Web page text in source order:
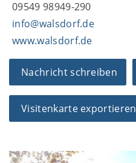
09549 98949-290
info@walsdorf.de
www.walsdorf.de
Nachricht schreiben
Visitenkarte exportieren